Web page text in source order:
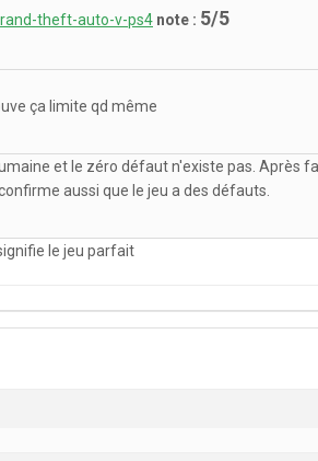
theft-auto-v-ps4 note : 5/5
ça limite qd même
et le zéro défaut n'existe pas. Après
aussi que le jeu a des défauts.
le jeu parfait